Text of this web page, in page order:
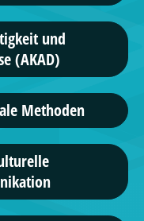
und
(AKAD)
Methoden